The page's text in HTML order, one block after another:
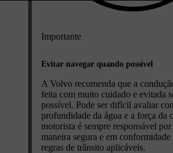
Importante
Evitar navegar quando possível
A Volvo recomenda que a
feita com muito cuidado e evitada
possível. Pode ser difícil avaliar
profundidade da água e a força da
motorista é sempre responsável
maneira segura e em conformidade
regras de trânsito aplicáveis.